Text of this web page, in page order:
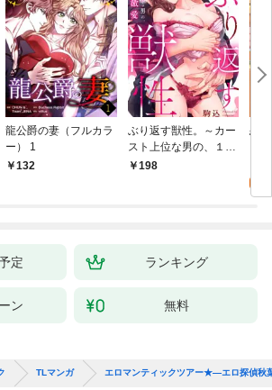
龍公爵の妻（フルカラ
ー） 1
132
ぶり返す獣性。～カー
スト上位な男の、１０
年越しの激愛１
198
恋
定 ランキング
ン 無料
TLマンガ エロマンティックツアー★―エロ探偵秋